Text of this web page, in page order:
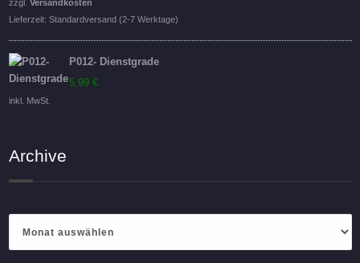
zzgl. Versandkosten
Lieferzeit: Standardversand (2-7 Werktage)
P012- Dienstgrade
5,99 €
inkl. MwSt.
Archive